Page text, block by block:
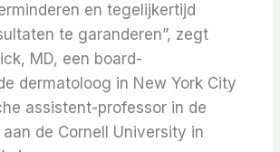
en tegelijkertijd
te garanderen”, zegt
MD, een board-
dermatoloog in New York City
assistent-professor in de
de Cornell University in